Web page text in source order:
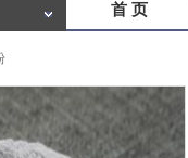
首 页